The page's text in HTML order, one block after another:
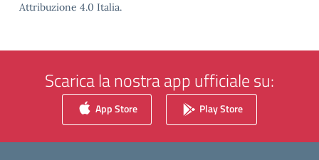
Attribuzione 4.0 Italia.
Scarica la nostra app ufficiale su:
App Store Play Store